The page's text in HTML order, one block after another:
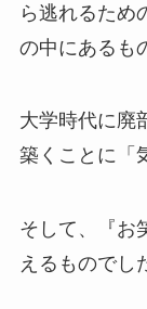
ら逃れるため
の中にあるも
大学時代に廃
築くことに「
そして、『お
えるものでし